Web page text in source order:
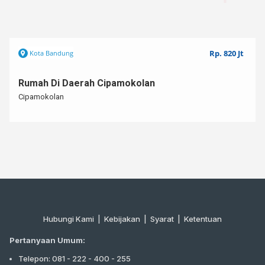
Kota Bandung Rp. 820 Jt
Rumah Di Daerah Cipamokolan
Cipamokolan
Hubungi Kami Kebijakan | Syarat Ketentuan
Pertanyaan Umum:
Telepon: 081 - 222 - 400 - 255